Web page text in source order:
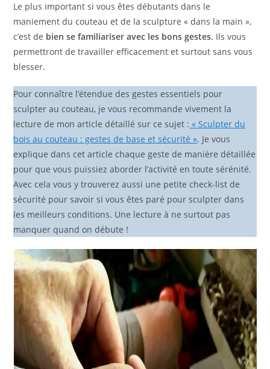
Le plus important si vous êtes débutants dans le
maniement du couteau et de la sculpture « dans la main »,
c’est de bien se familiariser avec les bons gestes. Ils vous
permettront de travailler efficacement et surtout sans vous
blesser.
Pour connaître l’étendue des gestes essentiels pour
sculpter au couteau, je vous recommande vivement la
lecture de mon article détaillé sur ce sujet : « Sculpter du
bois au couteau : gestes de base et sécurité ». Je vous
explique dans cet article chaque geste de manière détaillée
pour que vous puissiez aborder l’activité en toute sérénité.
Avec cela vous y trouverez aussi une petite check-list de
sécurité pour savoir si vous êtes paré pour sculpter dans
les meilleurs conditions. Une lecture à ne surtout pas
manquer quand on débute !